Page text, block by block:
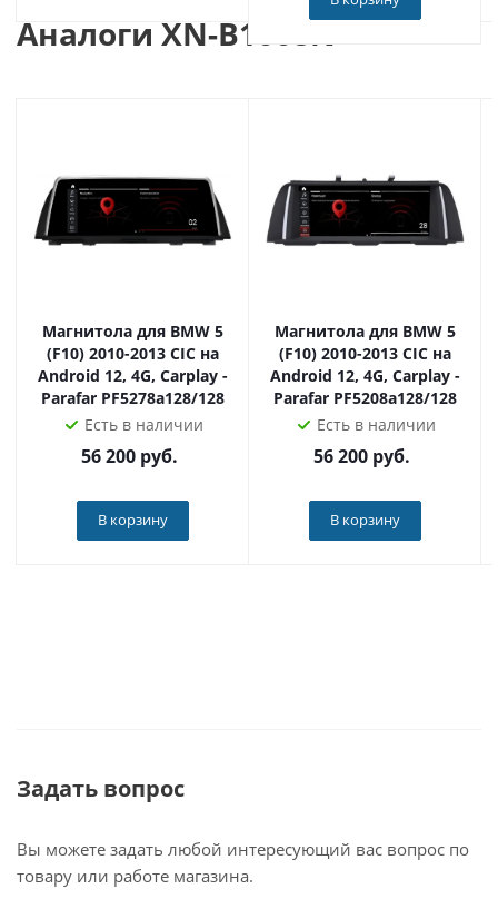
- NXP6686FM цифровой Радио модуль высокой
Москве или вашем городе с официального склада
Carmedia.
Аналоги XN-B1008N
Магнитола для BMW 5
(F10) 2010-2013 CIC на
Android 12, 4G, Carplay -
Parafar PF5278a128/128
Есть в наличии
56 200руб.
В корзину
Магнитола для BMW 5
(F10) 2010-2013 CIC на
Android 12, 4G, Carplay -
Parafar PF5208a128/128
Есть в наличии
56 200руб.
В корзину
Задать вопрос
Вы можете задать любой интересующий вас вопрос по
товару или работе магазина.